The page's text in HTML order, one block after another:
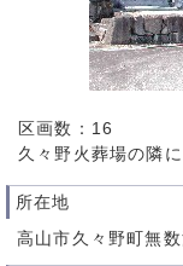
区画数：16
久々野火葬場の隣
所在地
高山市久々野町無